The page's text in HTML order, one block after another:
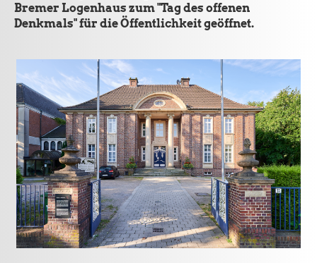
Bremer Logenhaus zum "Tag des offenen
Denkmals" für die Öffentlichkeit geöffnet.